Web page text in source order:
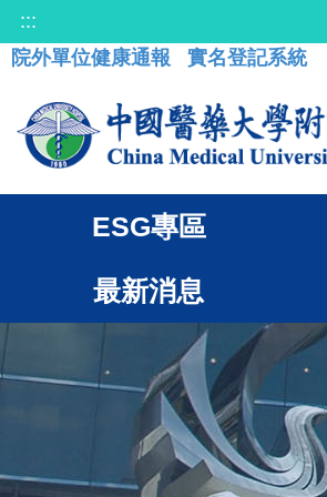
:::
院外單位健康通報
實名登記系統
ESG專區
最新消息